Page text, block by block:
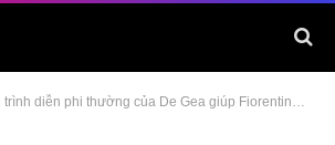
diễn phi thường của De Gea giúp Fiorentina giành vé dự Cúp C3